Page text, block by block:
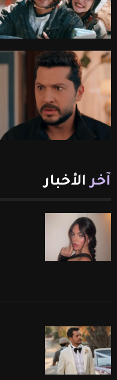
آخر الأخبار